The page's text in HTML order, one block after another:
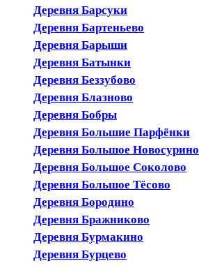
Деревня Барсуки
Деревня Бартеньево
Деревня Барыши
Деревня Батынки
Деревня Беззубово
Деревня Блазново
Деревня Бобры
Деревня Большие Парфёнки
Деревня Большое Новосурино
Деревня Большое Соколово
Деревня Большое Тёсово
Деревня Бородино
Деревня Бражниково
Деревня Бурмакино
Деревня Бурцево